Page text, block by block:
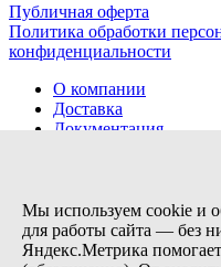
Публичная оферта
Политика обработки
конфиденциальности
О компании
Доставка
Документация
Контакты
Заказов сегодня / Всего
Мы используем cookie и
для работы сайта — без
Яндекс.Метрика